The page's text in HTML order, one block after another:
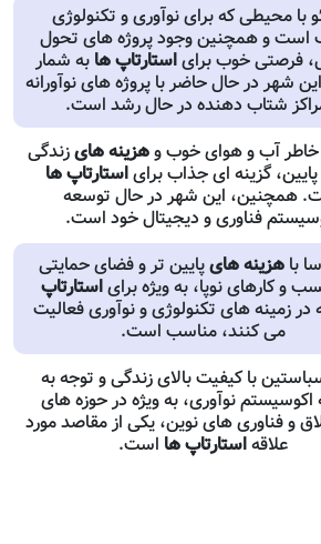
با محیطی که برای نوآوری و تکنولوژی
است و همچنین وجود پروژه های تحول
فرصتی خوب برایاستارتاپ هابه شمار
شهر در حال حاضر با پروژه های نوآورانه
شتاب دهنده در حال رشد است.
خاطر آب و هوای خوب وهزینه هایزندگی
گزینه ای جذاب برایاستارتاپ ها
همچنین، این شهر در حال توسعه
فناوری و دیجیتال خود است.
با هزینه هایپایین تر و فضای حمایتی
و کارهای نوپا، به ویژه برایاستارتاپ
در زمینه های تکنولوژی و نوآوری فعالیت
می کنند، مناسب است.
با کیفیت بالای زندگی و توجه به
نوآوری، به ویژه در حوزه های
و فناوری های نوین، یکی از مقاصد مورد
علاقهاستارتاپ ها است.